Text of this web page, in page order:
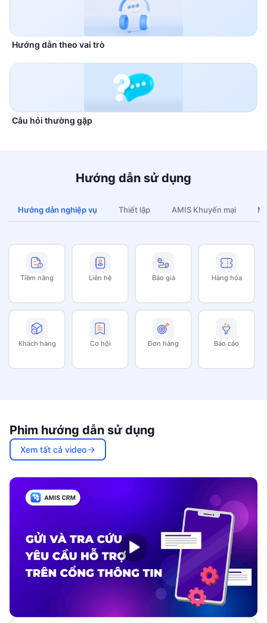
Hướng dẫn theo vai trò
Câu hỏi thường gặp
Hướng dẫn sử dụng
Hướng dẫn nghiệp vụ Thiết lập AMIS Khuyến mại
Tiềm năng
Khách hàng
Liên hệ
Cơ hội
Báo giá
Đơn hàng
Hàng hóa
Báo cáo
Phim hướng dẫn sử dụng
Xem tất cả video